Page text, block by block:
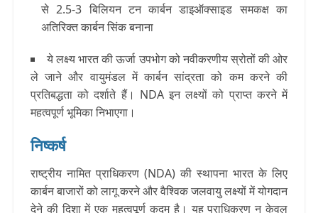
से 2.5-3 बिलियन टन कार्बन डाइऑक्साइड समकक्ष का
अतिरिक्त कार्बन सिंक बनाना
ये लक्ष्य भारत की ऊर्जा उपभोग को नवीकरणीय स्रोतों की ओर
ले जाने और वायुमंडल में कार्बन सांद्रता को कम करने की
प्रतिबद्धता को दर्शाते हैं। NDA इन लक्ष्यों को प्राप्त करने में
महत्वपूर्ण भूमिका निभाएगा।
निष्कर्ष
राष्ट्रीय नामित प्राधिकरण (NDA) की स्थापना भारत के लिए
कार्बन बाजारों को लागू करने और वैश्विक जलवायु लक्ष्यों में योगदान
देने की दिशा में एक महत्वपूर्ण कदम है। यह प्राधिकरण न केवल